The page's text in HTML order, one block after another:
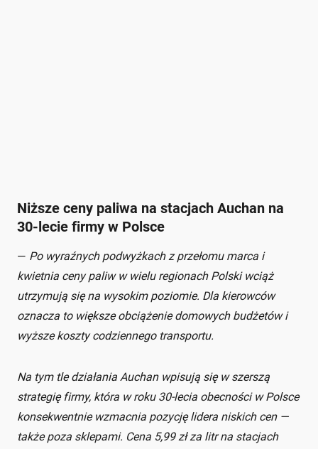
Niższe ceny paliwa na stacjach Auchan na
30-lecie firmy w Polsce
— Po wyraźnych podwyżkach z przełomu marca i
kwietnia ceny paliw w wielu regionach Polski wciąż
utrzymują się na wysokim poziomie. Dla kierowców
oznacza to większe obciążenie domowych budżetów i
wyższe koszty codziennego transportu.
Na tym tle działania Auchan wpisują się w szerszą
strategię firmy, która w roku 30-lecia obecności w Polsce
konsekwentnie wzmacnia pozycję lidera niskich cen —
także poza sklepami. Cena 5,99 zł za litr na stacjach